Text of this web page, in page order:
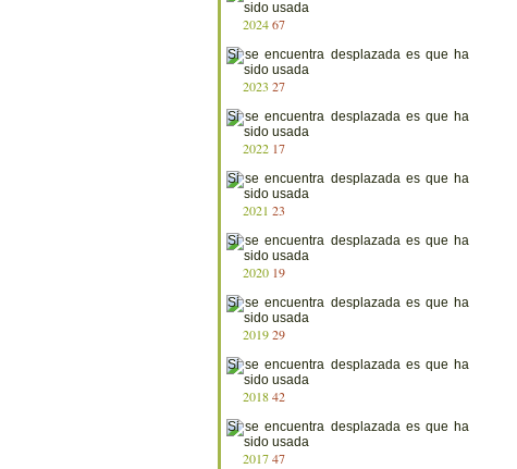
202467
2023 27
2022 17
2021 23
2020 19
201929
201842
201747